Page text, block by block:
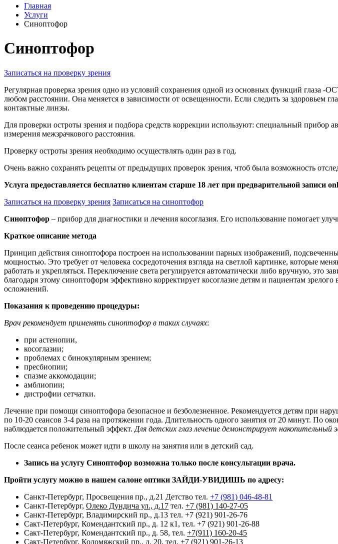
Главная
Услуги
Синоптофор
Синоптофор
Записаться на проверку зрения
Регулярная проверка зрения одно из условий сохранения одной из основных функций глаза
любом расстоянии. Она меняется в зависимости от освещенности. Если следить за здоровьем
контактные линзы.
Для проверки остроты зрения и подбора средств коррекции используют: специальный прибор
измерения межзрачкового расстояния.
Проверку остроты зрения необходимо осуществлять один раз в год.
Очень важно сохранять рецепты от предыдущих проверок зрения, чтоб была возможность
Услуга предоставляется бесплатно клиентам старше 18 лет при предварительной записи
Записаться на проверку зрения Записаться на синоптофор
Синоптофор – прибор для диагностики и лечения косоглазия. Его использование помогает
Краткое описание метода
Принцип действия синоптофора построен на использовании парных изображений,
мощностью. Это требует от человека сосредоточения взгляда на светлой картинке, которые
работать и укрепляться. Переключение света регулируется автоматически либо вручную,
благодаря этому синоптоформ эффективно корректирует косоглазие детям и пациентам
осложнений.
Показания к проведению процедуры:
Врач рекомендует применять синоптофор в таких случаях:
при астенопии,
косоглазии;
проблемах с бинокулярным зрением;
пресбиопии;
спазме аккомодации;
амблиопии;
дистрофии сетчатки.
Лечение при помощи синоптофора безопасное и безболезненное. Рекомендуется детям при
по 10-20 сеансов 3-4 раза на протяжении года. Длительность одного занятия от 20 минут. По
наблюдается положительный эффект. Для детских глаз лечение демонстрирует
После сеанса ребенок может идти в школу на занятия или в детский сад.
Запись на услугу Синоптофор возможна только после консультации врача.
Пройти услугу можно в нашем салоне оптики ЗАЙДИ-УВИДИШЬ по адресу:
Санкт-Петербург, Просвещения пр., д.21 Детство тел. +7 (981) 046-48-81
Санкт-Петербург, Олеко Дундича ул., д.17 тел. +7 (981) 140-27-05
Санкт-Петербург, Владимирский пр., д.13 тел. +7 (921) 901-26-76
Сакт-Петербург, Комендантский пр., д. 12 к1, тел. +7 (921) 901-26-88
Сакт-Петербург, Комендантский пр., д. 58, тел. +7(911) 160-20-45
Сакт-Петербург, Коломяжский пр., д. 20, тел. +7 (921) 901-26-13